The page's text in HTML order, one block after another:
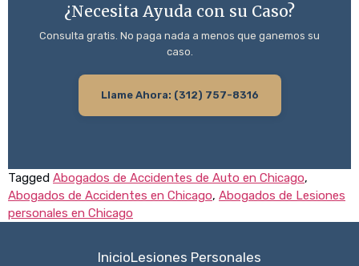
¿Necesita Ayuda con su Caso?
Consulta gratis. No paga nada a menos que ganemos su
caso.
Llame Ahora: (312) 757-8316
Tagged Abogados de Accidentes de Auto en Chicago,
Abogados de Accidentes en Chicago, Abogados de Lesiones
personales en Chicago
InicioLesiones Personales